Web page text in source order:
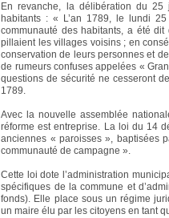
En revanche, la délibération du
habitants : « L’an 1789, le lundi
communauté des habitants, a été
pillaient les villages voisins ; en
conservation de leurs personnes et
de rumeurs confuses appelées «
questions de sécurité ne cesseront
1789.
Avec la nouvelle assemblée
réforme est entreprise. La loi du 14
anciennes « paroisses », baptisées
communauté de campagne ».
Cette loi dote l’administration
spécifiques de la commune et
fonds). Elle place sous un régime
un maire élu par les citoyens en tant